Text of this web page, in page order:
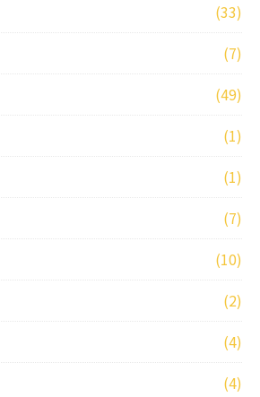
(33)
(7)
(49)
(1)
(1)
(7)
(10)
(2)
(4)
(4)